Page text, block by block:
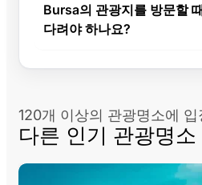
Bursa의 관광지를 방문할
다려야 하나요?
120개 이상의 관광명소에
다른 인기 관광명소